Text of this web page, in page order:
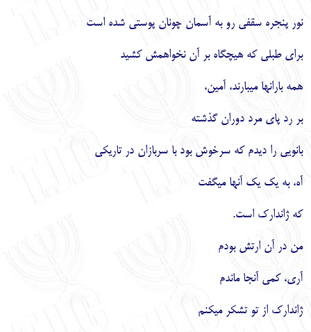
نور پنجره سقفي رو به آسمان چونان پوستي شده است
براي طبلي كه هيچ‏گاه بر آن نخواهمش كشيد
همه باران‏ها مي‏بارند، آمين،
بر رد پاي مرد دوران گذشته
بانويي را ديدم كه سرخوش بود با سربازان در تاريكي
آه، به يك يك آنها مي‏گفت
كه ژاندارك است.
من در آن ارتش بودم
آري، كمي آنجا ماندم
ژاندارك از تو تشكر مي‏كنم